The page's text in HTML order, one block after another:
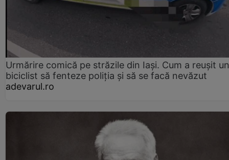
Urmărire comică pe străzile din Iași. Cum a reușit un
biciclist să fenteze poliția și să se facă nevăzut
adevarul.ro